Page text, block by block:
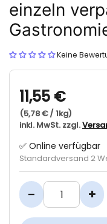
einzeln
Keine
11,55 €
(5,78 € / 1kg)
inkl. MwSt. zzgl.
✅ Online verfügbar
Standardversand 2
− +